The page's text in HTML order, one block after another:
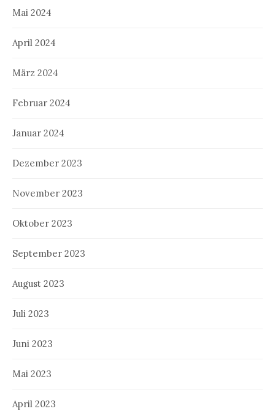
Mai 2024
April 2024
März 2024
Februar 2024
Januar 2024
Dezember 2023
November 2023
Oktober 2023
September 2023
August 2023
Juli 2023
Juni 2023
Mai 2023
April 2023